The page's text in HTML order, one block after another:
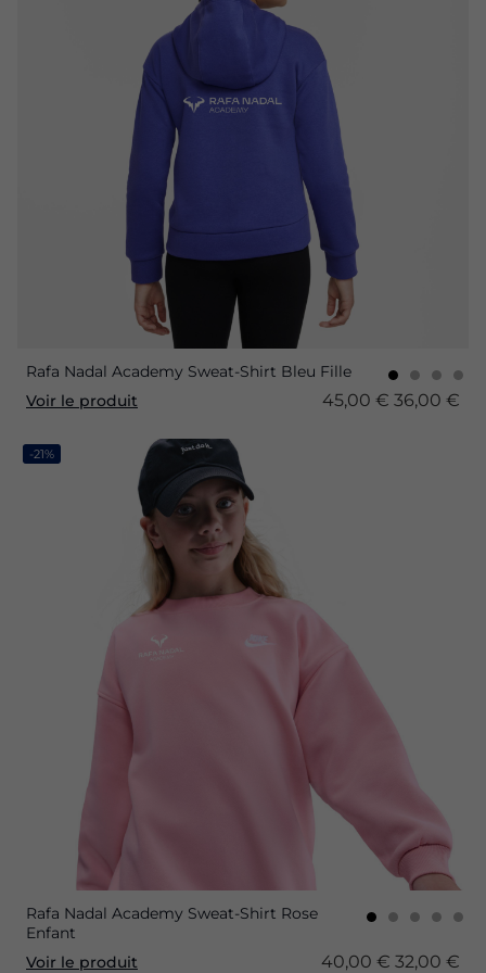
Rafa Nadal Academy Sweat-Shirt Bleu Fille
Voir le produit
45,00 € 36,00 €
-21%
Rafa Nadal Academy Sweat-Shirt Rose
Enfant
Voir le produit
40,00 € 32,00 €